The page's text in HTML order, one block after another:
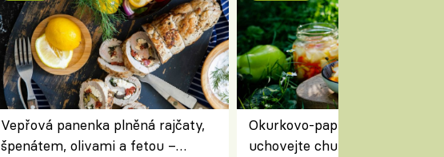
Vepřová panenka plněná rajčaty,
špenátem, olivami a fetou –
Okurkovo-papriková čalamáda
uchovejte chuť letní zeleniny